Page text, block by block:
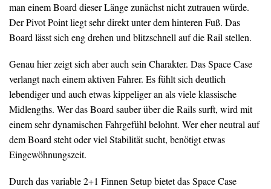
man einem Board dieser Länge zunächst nicht zutrauen würde.
Der Pivot Point liegt sehr direkt unter dem hinteren Fuß. Das
Board lässt sich eng drehen und blitzschnell auf die Rail stellen.
Genau hier zeigt sich aber auch sein Charakter. Das Space Case
verlangt nach einem aktiven Fahrer. Es fühlt sich deutlich
lebendiger und auch etwas kippeliger an als viele klassische
Midlengths. Wer das Board sauber über die Rails surft, wird mit
einem sehr dynamischen Fahrgefühl belohnt. Wer eher neutral auf
dem Board steht oder viel Stabilität sucht, benötigt etwas
Eingewöhnungszeit.
Durch das variable 2+1 Finnen Setup bietet das Space Case